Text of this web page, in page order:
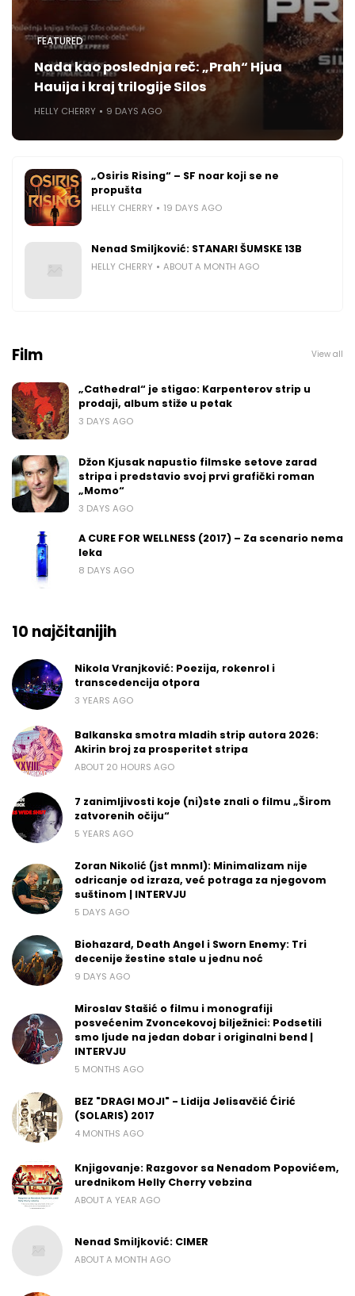
FEATURED
Nada kao poslednja reč: „Prah“ Hjua
Hauija i kraj trilogije Silos
HELLY CHERRY 9 DAYS AGO
„Osiris Rising“ – SF noar koji se ne
propušta
HELLY CHERRY 19 DAYS AGO
Nenad Smiljković: STANARI ŠUMSKE 13B
HELLY CHERRY ABOUT A MONTH AGO
Film View all
„Cathedral“ je stigao: Karpenterov strip u
prodaji, album stiže u petak
3 DAYS AGO
Džon Kjusak napustio filmske setove zarad
stripa i predstavio svoj prvi grafički roman
„Momo“
3 DAYS AGO
A CURE FOR WELLNESS (2017) – Za scenario nema
leka
8 DAYS AGO
10 najčitanijih
Nikola Vranjković: Poezija, rokenrol i
transcedencija otpora
3 YEARS AGO
Balkanska smotra mladih strip autora 2026:
Akirin broj za prosperitet stripa
ABOUT 20 HOURS AGO
7 zanimljivosti koje (ni)ste znali o filmu „Širom
zatvorenih očiju“
5 YEARS AGO
Zoran Nikolić (jst mnml): Minimalizam nije
odricanje od izraza, već potraga za njegovom
suštinom | INTERVJU
5 DAYS AGO
Biohazard, Death Angel i Sworn Enemy: Tri
decenije žestine stale u jednu noć
9 DAYS AGO
Miroslav Stašić o filmu i monografiji
posvećenim Zvoncekovoj bilježnici: Podsetili
smo ljude na jedan dobar i originalni bend |
INTERVJU
5 MONTHS AGO
BEZ "DRAGI MOJI" - Lidija Jelisavčić Ćirić
(SOLARIS) 2017
4 MONTHS AGO
Knjigovanje: Razgovor sa Nenadom Popovićem,
urednikom Helly Cherry vebzina
ABOUT A YEAR AGO
Nenad Smiljković: CIMER
ABOUT A MONTH AGO